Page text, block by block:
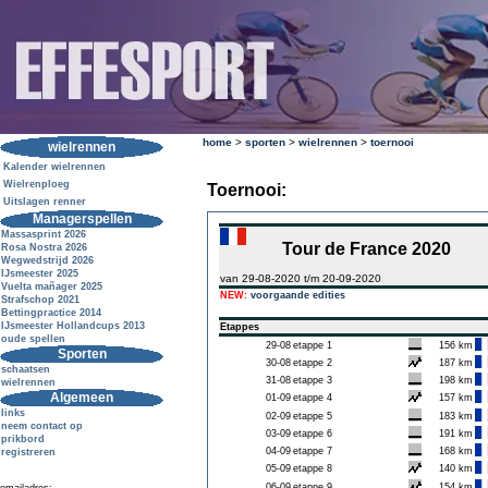
wielrennen
Kalender wielrennen
Wielrenploeg
Uitslagen renner
Managerspellen
Massasprint 2026
Rosa Nostra 2026
Wegwedstrijd 2026
IJsmeester 2025
Vuelta mañager 2025
Strafschop 2021
Bettingpractice 2014
IJsmeester Hollandcups 2013
oude spellen
Sporten
schaatsen
wielrennen
Algemeen
links
neem contact op
prikbord
registreren
home > sporten > wielrennen > toernooi
Toernooi:
Tour de France 2020
van 29-08-2020 t/m 20-09-2020
NEW: voorgaande edities
Etappes
29-08 etappe 1
156 km
30-08 etappe 2
187 km
31-08 etappe 3
198 km
01-09 etappe 4
157 km
02-09 etappe 5
183 km
03-09 etappe 6
191 km
04-09 etappe 7
168 km
05-09 etappe 8
140 km